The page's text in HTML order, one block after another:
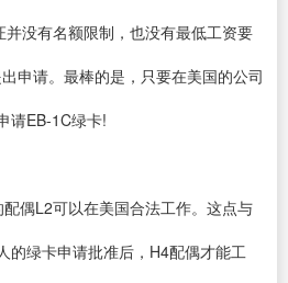
没有名额限制，也没有最低工资要
申请。最棒的是，只要在美国的公司
请EB-1C绿卡!
偶L2可以在美国合法工作。这点与
的绿卡申请批准后，H4配偶才能工